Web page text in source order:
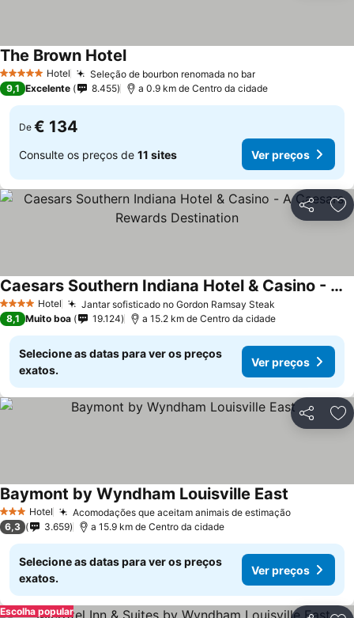
5 Estrelas Hotel Seleção de bourbon renomada no bar
The Brown Hotel
9,1 Excelente 8.455 a 0.9 km de Centro da cidade
De € 134
Consulte os preços de 11 sites Ver preços
Partilhar
4 EstrelasHotel Jantar sofisticado no Gordon Ramsay Steak
Caesars Southern Indiana Hotel & Casino - A Caesars Rewards Destination
8,1 Muito boa 19.124 a 15.2 km de Centro da cidade
Selecione as datas para ver os preços
exatos.
Ver preços
Partilhar
3 EstrelasHotel Acomodações que aceitam animais de estimação
Baymont by Wyndham Louisville East
6,3 3.659 a 15.9 km de Centro da cidade
Selecione as datas para ver os preços
exatos.
Ver preços
Escolha popular